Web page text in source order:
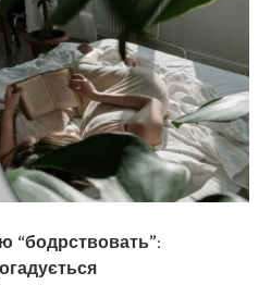
“бодрствовать”: